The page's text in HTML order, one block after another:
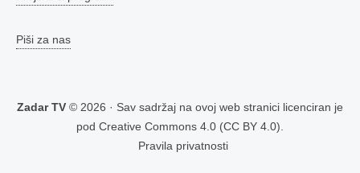
Piši za nas
Zadar TV © 2026 · Sav sadržaj na ovoj web stranici licenciran je
pod Creative Commons 4.0 (CC BY 4.0).
Pravila privatnosti